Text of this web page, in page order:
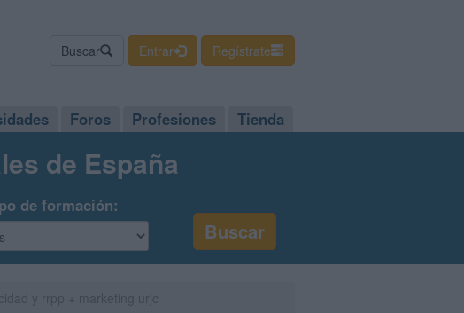
Buscar Entrar Regístrate
Foros Profesiones Tienda
de España
de formación: